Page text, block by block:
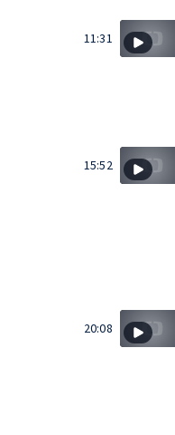
11:31
15:52
20:08